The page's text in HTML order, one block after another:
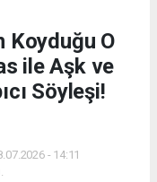
Koyduğu O
ile Aşk ve
Söyleşi!
- 14:11